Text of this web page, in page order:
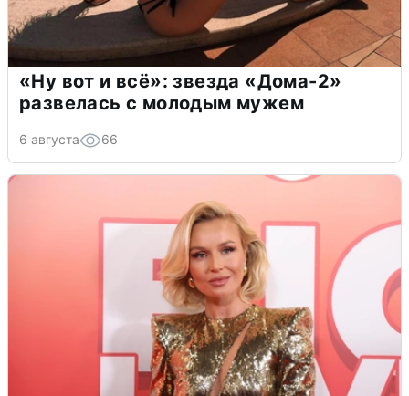
«Ну вот и всё»: звезда «Дома-2»
развелась с молодым мужем
6 августа 66